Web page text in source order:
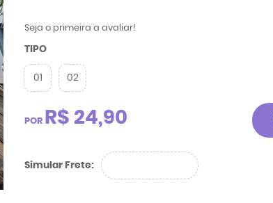
Seja o primeira a avaliar!
TIPO
01 02
POR R$ 24,90
Simular Frete: